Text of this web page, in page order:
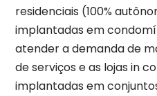
residenciais (100%
implantadas em
atender a demanda de
de serviços e as lojas in
implantadas em